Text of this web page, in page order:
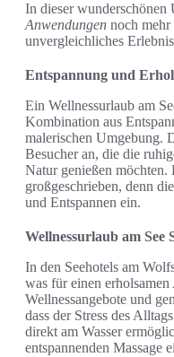
In dieser wunderschönen
Anwendungen noch
unvergleichliches
Entspannung und
Ein Wellnessurlaub am
Kombination aus
malerischen Umgebung.
Besucher an, die die
Natur genießen
großgeschrieben, denn
und Entspannen ein.
Wellnessurlaub am See
In den Seehotels am
was für einen
Wellnessangebote und
dass der Stress des
direkt am Wasser
entspannenden Massage